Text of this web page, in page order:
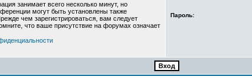
занимает всего несколько минут, но
могут быть установлены также
чем зарегистрироваться, вам следует
что ваше присутствие на форумах означает
Пароль: